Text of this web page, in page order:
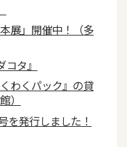
展」開催中！（多
タ』
わくパック』の貸
）
を発行しました！